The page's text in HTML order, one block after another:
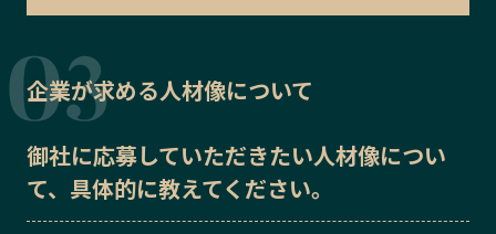
企業が求める人材像について
御社に応募していただきたい人材像につい
て、具体的に教えてください。